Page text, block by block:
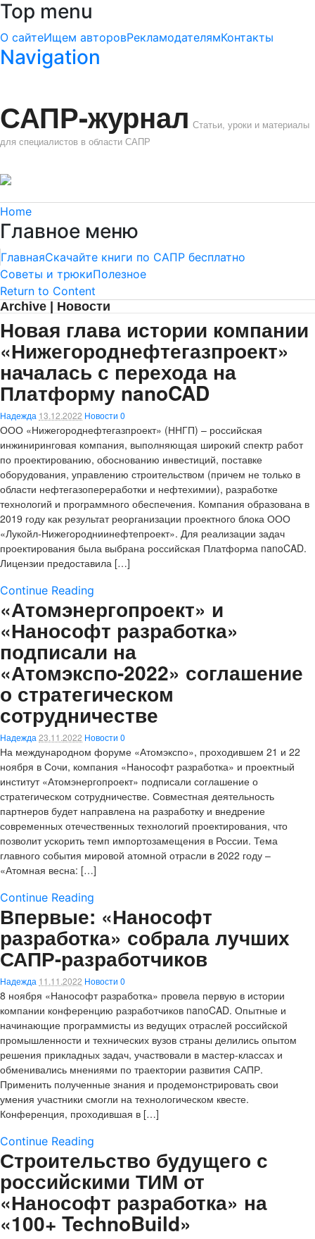
Top menu
О сайтеИщем авторовРекламодателямКонтакты
Navigation
САПР-журнал Статьи, уроки и материалы
для специалистов в области САПР
Home
Главное меню
ГлавнаяСкачайте книги по САПР бесплатно
Советы и трюкиПолезное
Return to Content
Archive | Новости
Новая глава истории компании
«Нижегороднефтегазпроект»
началась с перехода на
Платформу nanoCAD
Надежда 13.12.2022 Новости 0
ООО «Нижегороднефтегазпроект» (ННГП) – российская
инжиниринговая компания, выполняющая широкий спектр работ
по проектированию, обоснованию инвестиций, поставке
оборудования, управлению строительством (причем не только в
области нефтегазопереработки и нефтехимии), разработке
технологий и программного обеспечения. Компания образована в
2019 году как результат реорганизации проектного блока ООО
«Лукойл-Нижегородниинефтепроект». Для реализации задач
проектирования была выбрана российская Платформа nanoCAD.
Лицензии предоставила […]
Continue Reading
«Атомэнергопроект» и
«Нанософт разработка»
подписали на
«Атомэкспо-2022» соглашение
о стратегическом
сотрудничестве
Надежда 23.11.2022 Новости 0
На международном форуме «Атомэкспо», проходившем 21 и 22
ноября в Сочи, компания «Нанософт разработка» и проектный
институт «Атомэнергопроект» подписали соглашение о
стратегическом сотрудничестве. Совместная деятельность
партнеров будет направлена на разработку и внедрение
современных отечественных технологий проектирования, что
позволит ускорить темп импортозамещения в России. Тема
главного события мировой атомной отрасли в 2022 году –
«Атомная весна: […]
Continue Reading
Впервые: «Нанософт
разработка» собрала лучших
САПР-разработчиков
Надежда 11.11.2022 Новости 0
8 ноября «Нанософт разработка» провела первую в истории
компании конференцию разработчиков nanoCAD. Опытные и
начинающие программисты из ведущих отраслей российской
промышленности и технических вузов страны делились опытом
решения прикладных задач, участвовали в мастер-классах и
обменивались мнениями по траектории развития САПР.
Применить полученные знания и продемонстрировать свои
умения участники смогли на технологическом квесте.
Конференция, проходившая в […]
Continue Reading
Строительство будущего с
российскими ТИМ от
«Нанософт разработка» на
«100+ TechnoBuild»